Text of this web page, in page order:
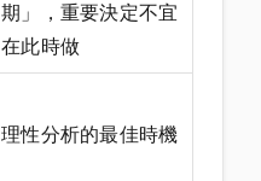
期」，重要決定不宜
在此時做
理性分析的最佳時機